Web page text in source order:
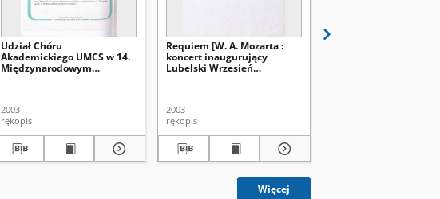
Udział Chóru
Akademickiego UMCS w 14.
Międzynarodowym
2003
rękopis
Requiem [W. A. Mozarta :
koncert inaugurujący
Lubelski Wrzesień
2003
rękopis
Więcej